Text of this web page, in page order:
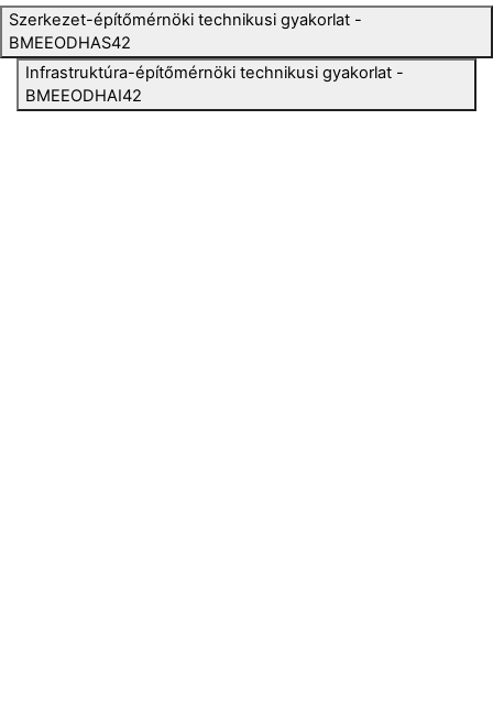
Szerkezet-építőmérnöki technikusi gyakorlat -
BMEEODHAS42
Infrastruktúra-építőmérnöki technikusi gyakorlat -
BMEEODHAI42